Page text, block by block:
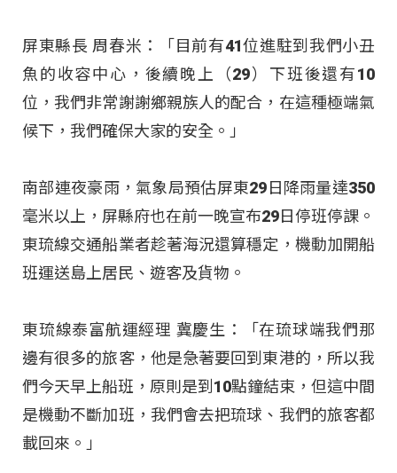
屏東縣長 周春米：「目前有41位進駐到我們小丑
魚的收容中心，後續晚上（29）下班後還有10
位，我們非常謝謝鄉親族人的配合，在這種極端氣
候下，我們確保大家的安全。」
南部連夜豪雨，氣象局預估屏東29日降雨量達350
毫米以上，屏縣府也在前一晚宣布29日停班停課。
東琉線交通船業者趁著海況還算穩定，機動加開船
班運送島上居民、遊客及貨物。
東琉線泰富航運經理 冀慶生：「在琉球端我們那
邊有很多的旅客，他是急著要回到東港的，所以我
們今天早上船班，原則是到10點鐘結束，但這中間
是機動不斷加班，我們會去把琉球、我們的旅客都
載回來。」